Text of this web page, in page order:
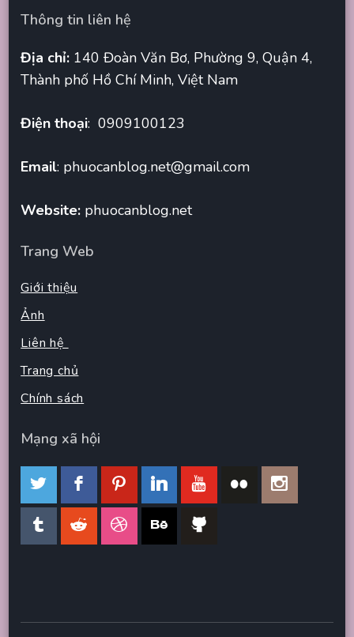
Thông tin liên hệ
Địa chỉ: 140 Đoàn Văn Bơ, Phường 9, Quận 4,
Thành phố Hồ Chí Minh, Việt Nam
Điện thoại: 0909100123
Email: phuocanblog.net@gmail.com
Website: phuocanblog.net
Trang Web
Giới thiệu
Ảnh
Liên hệ
Trang chủ
Chính sách
Mạng xã hội